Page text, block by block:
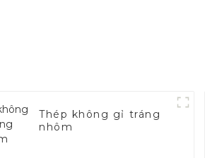
Thép không gỉ tráng
nhôm